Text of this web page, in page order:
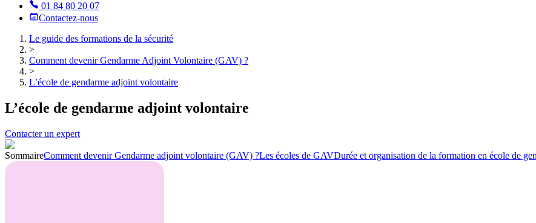
01 84 80 20 07
Contactez-nous
Le guide des formations de la sécurité
>
Comment devenir Gendarme Adjoint Volontaire (GAV) ?
>
L’école de gendarme adjoint volontaire
L’école de gendarme adjoint volontaire
Contacter un expert
SommaireComment devenir Gendarme adjoint volontaire (GAV) ?Les écoles de GAVDurée et organisation de la formation en école de